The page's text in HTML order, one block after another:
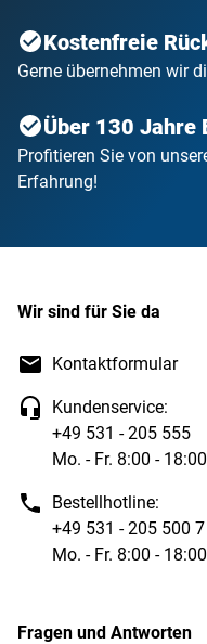
Kostenfreie
Gerne übernehmen wir
Über 130 Jahre
Profitieren Sie von
Erfahrung!
Wir sind für Sie da
Kontaktformular
Kundenservice:
+49 531 - 205 555
Mo. - Fr. 8:00 -
Bestellhotline:
+49 531 - 205 500 7
Mo. - Fr. 8:00 -
Fragen und Antworten